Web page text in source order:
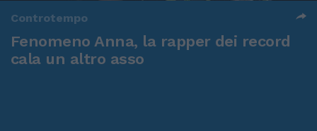
Controtempo
Fenomeno Anna, la rapper dei record
cala un altro asso